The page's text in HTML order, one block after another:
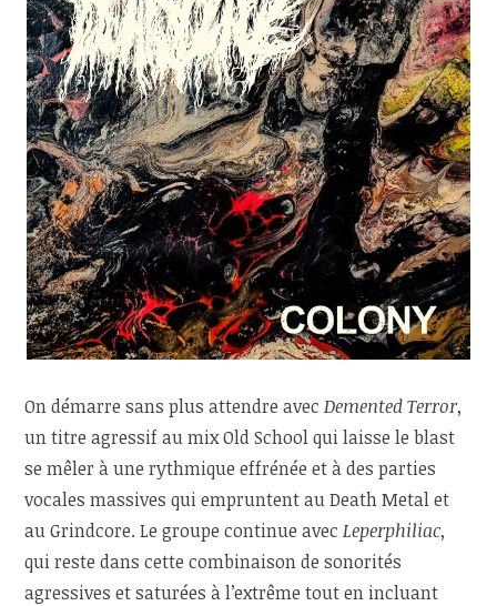
On démarre sans plus attendre avecDemented Terror,
un titre agressif au mix Old School qui laisse le blast
se mêler à une rythmique effrénée et à des parties
vocales massives qui empruntent au Death Metal et
au Grindcore. Le groupe continue avecLeperphiliac,
qui reste dans cette combinaison de sonorités
agressives et saturées à l’extrême tout en incluant